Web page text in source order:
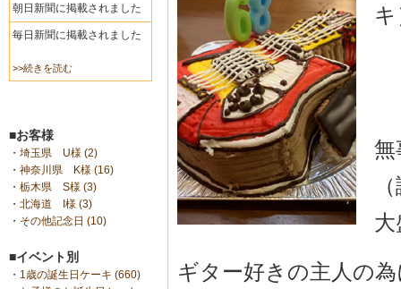
朝日新聞に掲載されました
毎日新聞に掲載されました
>>続きを読む
■お客様
・ 埼玉県 U様 (2)
・ 神奈川県 K様 (16)
・ 栃木県 S様 (3)
・ 北海道 I様 (3)
・ その他記念日 (10)
■イベント別
・ 1歳の誕生日ケーキ (660)
無
ギター好きの主人の